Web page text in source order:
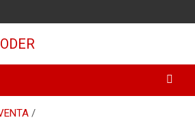
AUTOAYUDA MEJORES RANKING